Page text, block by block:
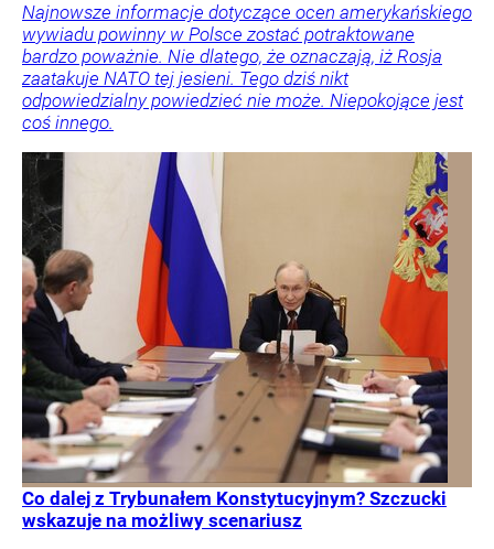
Najnowsze informacje dotyczące ocen amerykańskiego
wywiadu powinny w Polsce zostać potraktowane
bardzo poważnie. Nie dlatego, że oznaczają, iż Rosja
zaatakuje NATO tej jesieni. Tego dziś nikt
odpowiedzialny powiedzieć nie może. Niepokojące jest
coś innego.
Co dalej z Trybunałem Konstytucyjnym? Szczucki
wskazuje na możliwy scenariusz